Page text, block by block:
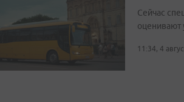
Сейчас
оценивают
11:34, 4